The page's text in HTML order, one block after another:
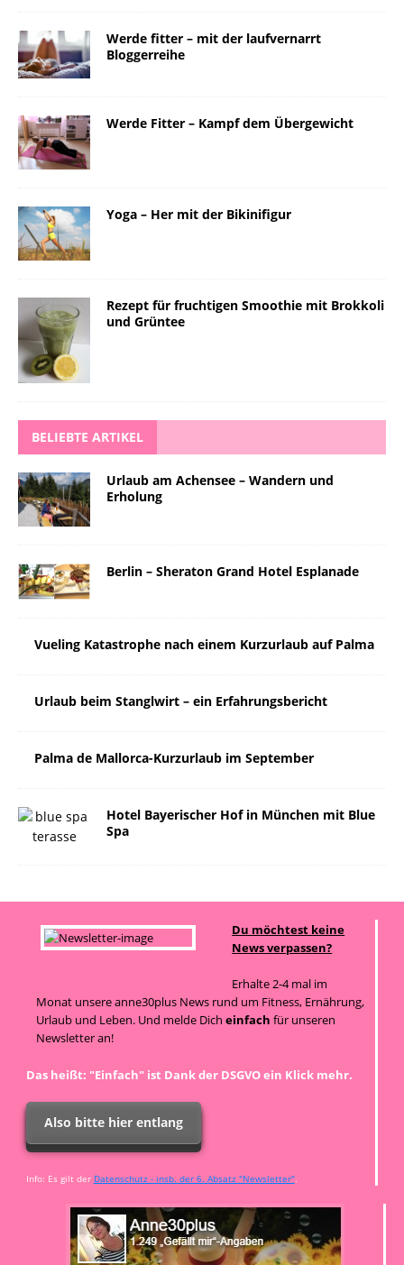
Werde fitter – mit der laufvernarrt
Bloggerreihe
Werde Fitter – Kampf dem Übergewicht
Yoga – Her mit der Bikinifigur
Rezept für fruchtigen Smoothie mit Brokkoli
und Grüntee
BELIEBTE ARTIKEL
Urlaub am Achensee – Wandern und
Erholung
Berlin – Sheraton Grand Hotel Esplanade
Vueling Katastrophe nach einem Kurzurlaub auf Palma
Urlaub beim Stanglwirt – ein Erfahrungsbericht
Palma de Mallorca-Kurzurlaub im September
Hotel Bayerischer Hof in München mit Blue
Spa
Du möchtest keine
News verpassen?
Erhalte 2-4 mal im
Monat unsere anne30plus News rund um Fitness, Ernährung,
Urlaub und Leben. Und melde Dich einfach für unseren
Newsletter an!
Das heißt: "Einfach" ist Dank der DSGVO ein Klick mehr.
Also bitte hier entlang
Info: Es gilt der Datenschutz - insb. der 6. Absatz "Newsletter".